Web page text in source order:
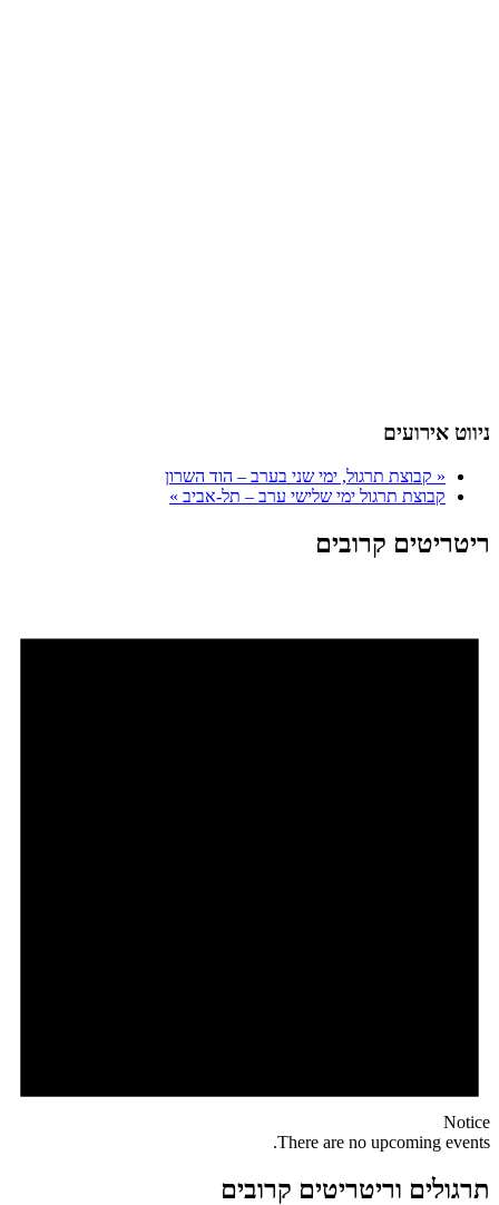
ניווט אירועים
« קבוצת תרגול, ימי שני בערב – הוד השרון
קבוצת תרגול ימי שלישי ערב – תל-אביב »
ריטריטים קרובים
Notice
There are no upcoming events.
תרגולים וריטריטים קרובים